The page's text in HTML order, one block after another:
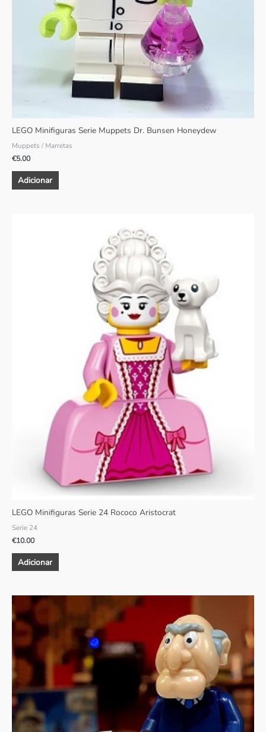
LEGO Minifiguras Serie Muppets Dr. Bunsen Honeydew
Muppets / Marretas
€5.00
Adicionar
LEGO Minifiguras Serie 24 Rococo Aristocrat
Serie 24
€10.00
Adicionar